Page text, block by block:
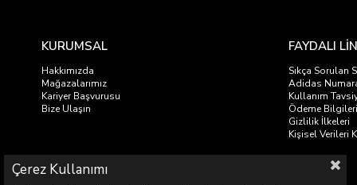
KURUMSAL
Hakkımızda
Mağazalarımız
Kariyer Başvurusu
Bize Ulaşın
FAYDALI
Sıkça Sorulan
Adidas
Kullanım
Ödeme Bilgileri
Gizlilik İlkeleri
Kişisel Verileri
Çerez Kullanımı